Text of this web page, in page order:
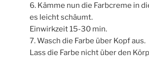
6. Kämme nun die Farbcreme in
es leicht schäumt.
Einwirkzeit 15-30 min.
7. Wasch die Farbe über Kopf aus.
Lass die Farbe nicht über den